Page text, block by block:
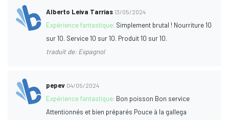
Alberto Leiva Tarrias 13/05/2024
Expérience fantastique: Simplement brutal ! Nourriture 10
sur 10. Service 10 sur 10. Produit 10 sur 10.
traduit de: Espagnol
pepev 04/05/2024
Expérience fantastique: Bon poisson Bon service
Attentionnés et bien préparés Pouce à la gallega